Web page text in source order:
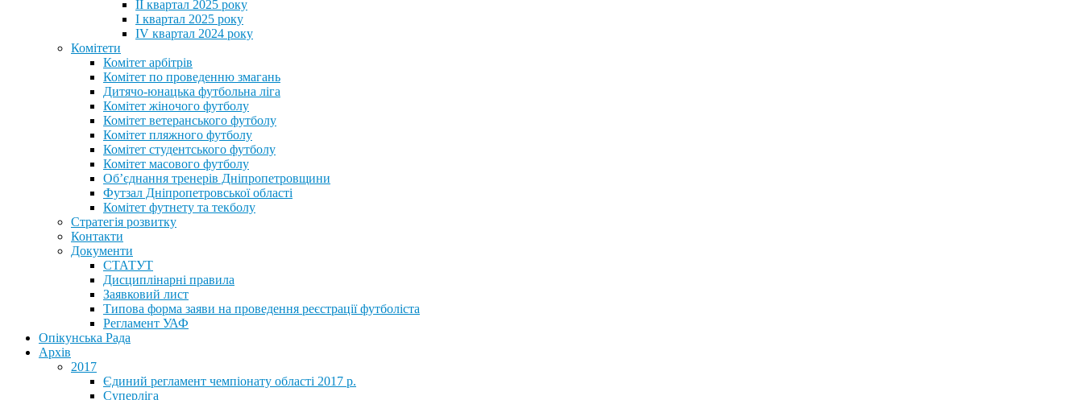
II квартал 2025 року
I квартал 2025 року
IV квартал 2024 року
Комітети
Комітет арбітрів
Комітет по проведенню змагань
Дитячо-юнацька футбольна ліга
Комітет жіночого футболу
Комітет ветеранського футболу
Комітет пляжного футболу
Комітет студентського футболу
Комітет масового футболу
Обʼєднання тренерів Дніпропетровщини
Футзал Дніпропетровської області
Комітет футнету та текболу
Стратегія розвитку
Контакти
Документи
СТАТУТ
Дисциплінарні правила
Заявковий лист
Типова форма заяви на проведення реєстрації футболіста
Регламент УАФ
Опікунська Рада
Архів
2017
Єдиний регламент чемпіонату області 2017 р.
Суперліга